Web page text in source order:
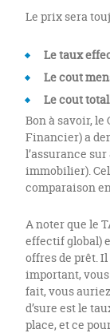
Le prix sera
Le taux
Le cout
Le cout
Bon à savoir,
Financier) a
l’assurance
immobilier).
comparaison
A noter que le
effectif global)
offres de prêt. Il
important, vous
fait, vous
d’sure est le
place, et ce